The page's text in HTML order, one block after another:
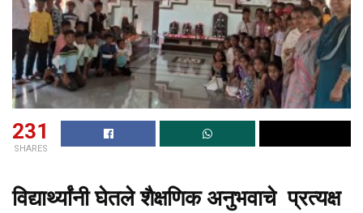
231
SHARES
विद्यार्थ्यांनी घेतले शैक्षणिक अनुभवाचे प्रत्यक्ष